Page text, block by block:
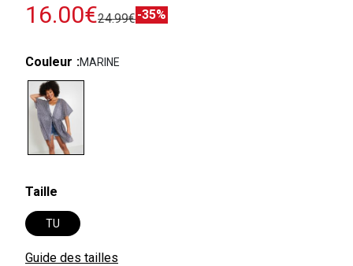
16.00€24.99€-35%
Couleur MARINE
Taille
TU
Guide des tailles